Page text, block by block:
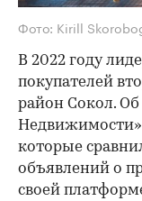
Фото: Kirill
В 2022 году
покупателей
район Сокол. Об
которые
объявлений о
своей